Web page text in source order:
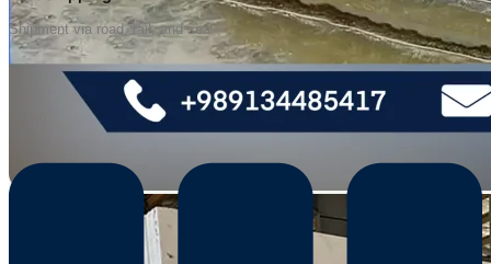
Shipment via road, rail, and sea.